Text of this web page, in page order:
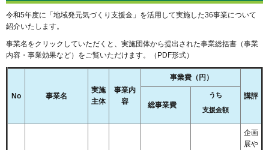
令和5年度に「地域発元気づくり支援金」を活用して実施した36事業について
紹介いたします。
事業名をクリックしていただくと、実施団体から提出された事業総括書（事業
内容・事業効果など）をご覧いただけます。（PDF形式）
No 事業名
実施
主体
事業内
容
事業費（円）
講評
総事業費
うち
支援金額
企画
展や